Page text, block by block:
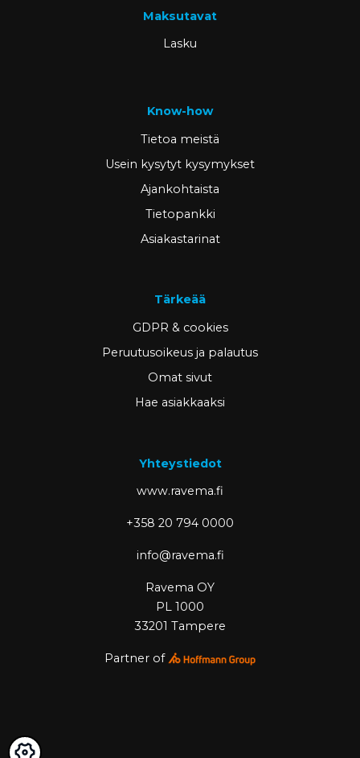
Maksutavat
Lasku
Know-how
Tietoa meistä
Usein kysytyt kysymykset
Ajankohtaista
Tietopankki
Asiakastarinat
Tärkeää
GDPR & cookies
Peruutusoikeus ja palautus
Omat sivut
Hae asiakkaaksi
Yhteystiedot
www.ravema.fi
+358 20 794 0000
info@ravema.fi
Ravema OY
PL 1000
33201 Tampere
Partner of